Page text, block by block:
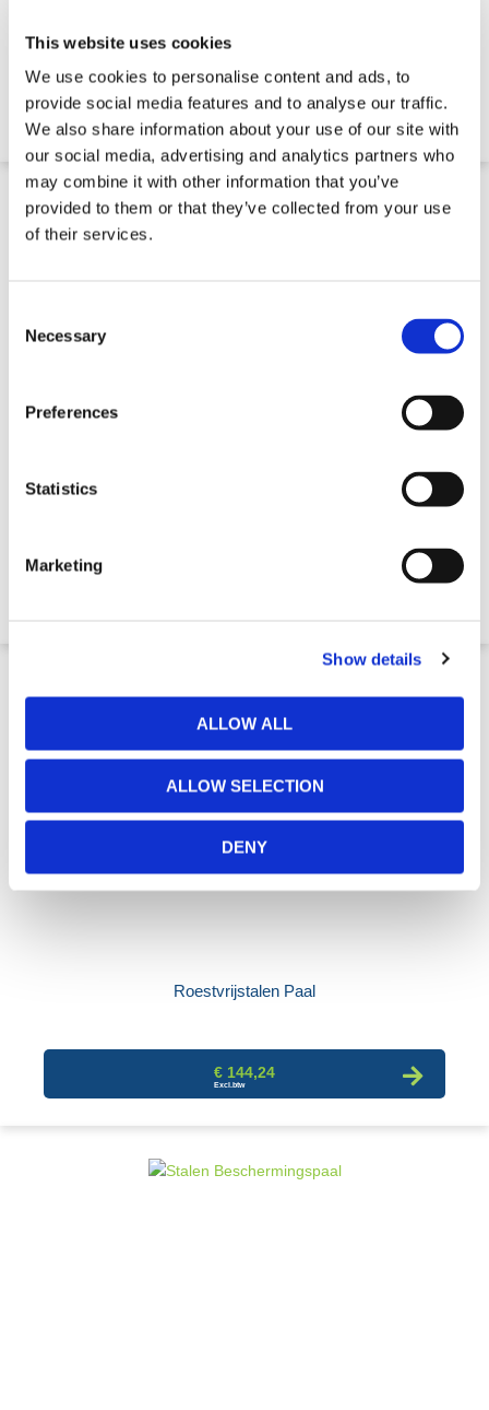
This website uses cookies
We use cookies to personalise content and ads, to
provide social media features and to analyse our traffic.
We also share information about your use of our site with
our social media, advertising and analytics partners who
may combine it with other information that you’ve
provided to them or that they’ve collected from your use
of their services.
Selection
Necessary
Preferences
Statistics
Marketing
Show details
ALLOW ALL
ALLOW SELECTION
DENY
€ 230,40
Roestvrijstalen Paal
€ 144,24